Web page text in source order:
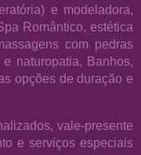
e modeladora,
Romântico, estética
com pedras
naturopatia, Banhos,
opções de duração e
vale-presente
e serviços especiais